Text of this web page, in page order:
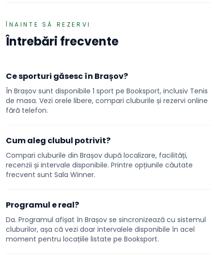
ÎNAINTE SĂ REZERVI
Întrebări frecvente
Ce sporturi găsesc în Brașov?
În Brașov sunt disponibile 1 sport pe Booksport, inclusiv Tenis
de masa. Vezi orele libere, compari cluburile și rezervi online
fără telefon.
Cum aleg clubul potrivit?
Compari cluburile din Brașov după localizare, facilități,
recenzii și intervale disponibile. Printre opțiunile căutate
frecvent sunt Sala Winner.
Programul e real?
Da. Programul afișat în Brașov se sincronizează cu sistemul
cluburilor, așa că vezi doar intervalele disponibile în acel
moment pentru locațiile listate pe Booksport.